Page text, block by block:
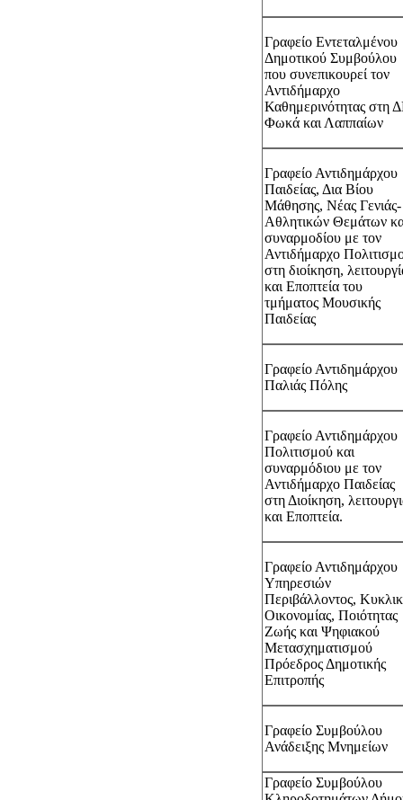
Γραφείο Εντεταλμένου
Δημοτικού Συμβούλου
που συνεπικουρεί τον
Αντιδήμαρχο
Καθημερινότητας στη
Φωκά και Λαππαίων
Γραφείο Αντιδημάρχου
Παιδείας, Δια Βίου
Μάθησης, Νέας Γενιάς-
Αθλητικών Θεμάτων
συναρμοδίου με τον
Αντιδήμαρχο
στη διοίκηση,
και Εποπτεία του
τμήματος Μουσικής
Παιδείας
Γραφείο Αντιδημάρχου
Παλιάς Πόλης
Γραφείο Αντιδημάρχου
Πολιτισμού και
συναρμόδιου με τον
Αντιδήμαρχο Παιδείας
στη Διοίκηση,
και Εποπτεία.
Γραφείο Αντιδημάρχου
Υπηρεσιών
Περιβάλλοντος,
Οικονομίας, Ποιότητας
Ζωής και Ψηφιακού
Μετασχηματισμού
Πρόεδρος Δημοτικής
Επιτροπής
Γραφείο Συμβούλου
Ανάδειξης Μνημείων
Γραφείο Συμβούλου